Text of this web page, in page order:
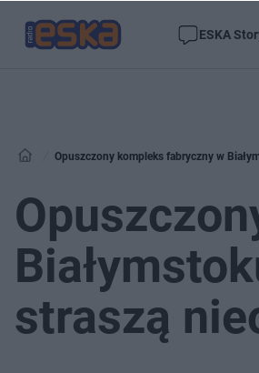
ESKA
Opuszczony kompleks fabryczny w
straszą